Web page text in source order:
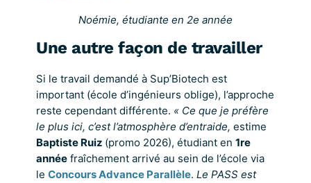
Noémie, étudiante en 2e année
Une autre façon de travailler
Si le travail demandé à Sup’Biotech est
important (école d’ingénieurs oblige), l’approche
reste cependant différente. « Ce que je préfère
le plus ici, c’est l’atmosphère d’entraide, estime
Baptiste Ruiz (promo 2026), étudiant en 1re
année fraîchement arrivé au sein de l’école via
le Concours Advance Parallèle. Le PASS est